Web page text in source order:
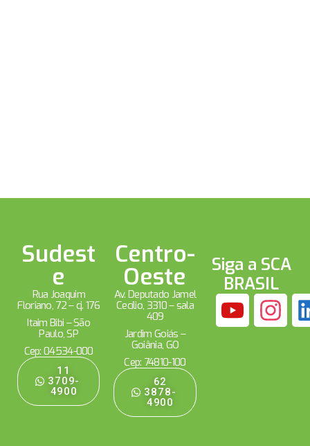
Sudest
e
Rua Joaquim
Floriano, 72 – cj. 176
Itaim Bibi – São
Paulo, SP
Cep: 04534-000
11
3709-
4900
Centro-
Oeste
Av. Deputado Jamel
Cecílio, 3310 – sala
409
Jardim Goiás –
Goiânia, GO
Cep: 74810-100
62
3878-
4900
Siga a SCA
BRASIL